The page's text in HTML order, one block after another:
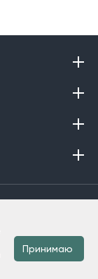
Принимаю